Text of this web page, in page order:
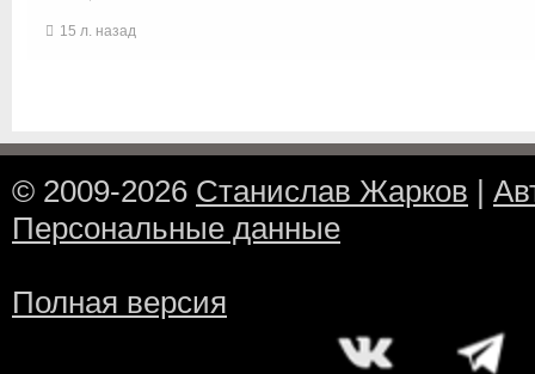
15 л. назад
© 2009-2026 Станислав Жарков |
Персональные данные
Полная версия